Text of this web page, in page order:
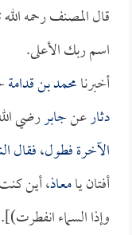
قال المصنف رحمه
اسم ربك الأعلى.
أخبرنامحمد بن قدامة
دثارعنجابررضي
الآخرة فطول، فقال
أفتان يامعاذ، أين
وإذا السماء انفطرت)].